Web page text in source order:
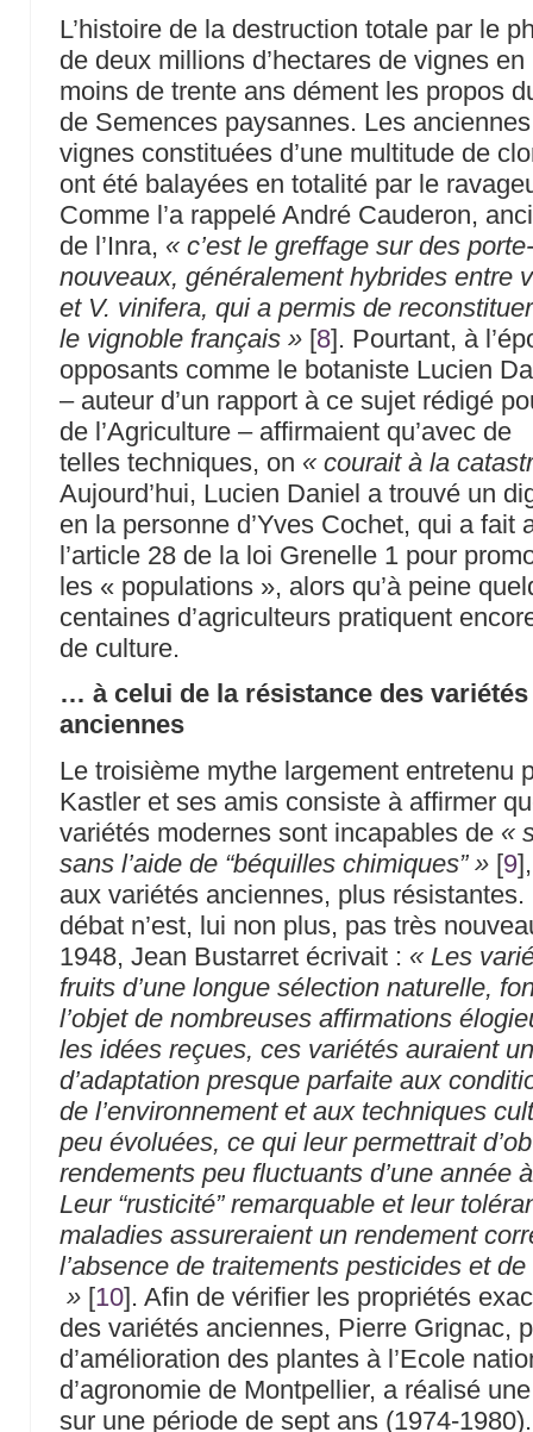
L’histoire de la destruction totale par le
de deux millions d’hectares de vignes en
moins de trente ans dément les propos
de Semences paysannes. Les anciennes
vignes constituées d’une multitude de
ont été balayées en totalité par le
Comme l’a rappelé André Cauderon,
de l’Inra, « c’est le greffage sur des
nouveaux, généralement hybrides entre
et V. vinifera, qui a permis de reconstituer
le vignoble français » [8]. Pourtant, à
opposants comme le botaniste Lucien
– auteur d’un rapport à ce sujet rédigé
de l’Agriculture – affirmaient qu’avec de
telles techniques, on « courait à la
Aujourd’hui, Lucien Daniel a trouvé un
en la personne d’Yves Cochet, qui a fait
l’article 28 de la loi Grenelle 1 pour
les « populations », alors qu’à peine
centaines d’agriculteurs pratiquent
de culture.
… à celui de la résistance des variétés
anciennes
Le troisième mythe largement entretenu
Kastler et ses amis consiste à affirmer
variétés modernes sont incapables de «
sans l’aide de “béquilles chimiques” » [9]
aux variétés anciennes, plus résistantes.
débat n’est, lui non plus, pas très
1948, Jean Bustarret écrivait : « Les
fruits d’une longue sélection naturelle,
l’objet de nombreuses affirmations
les idées reçues, ces variétés auraient
d’adaptation presque parfaite aux
de l’environnement et aux techniques
peu évoluées, ce qui leur permettrait
rendements peu fluctuants d’une année
Leur “rusticité” remarquable et leur
maladies assureraient un rendement
l’absence de traitements pesticides et
» [10]. Afin de vérifier les propriétés
des variétés anciennes, Pierre Grignac,
d’amélioration des plantes à l’Ecole
d’agronomie de Montpellier, a réalisé
sur une période de sept ans (1974-